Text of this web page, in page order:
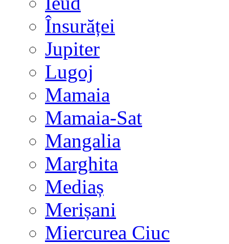
Însurăței
Jupiter
Lugoj
Mamaia
Mamaia-Sat
Mangalia
Marghita
Mediaș
Merișani
Miercurea Ciuc